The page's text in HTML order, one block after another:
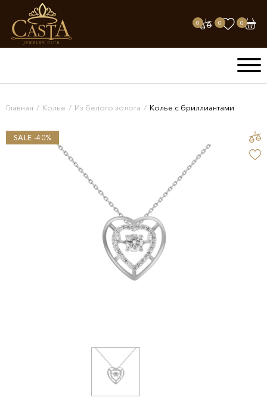
0 0 0
Главная / Колье / Из белого золота / Колье с бриллиантами
SALE -40%